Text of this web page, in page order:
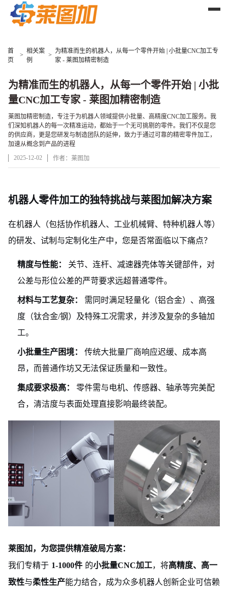
首
页
>
相关案
例
>
为精准而生的机器人，从每一个零件开始 | 小批量CNC加工专
家 - 莱图加精密制造
为精准而生的机器人，从每一个零件开始 | 小批
量CNC加工专家 - 莱图加精密制造
莱图加精密制造，专注于为机器人领域提供小批量、高精度CNC加工服务。我
们深知机器人的每一次精准运动，都始于一个无可挑剔的零件。我们不仅是您
的供应商，更是您研发与制造团队的延伸，致力于通过可靠的精密零件加工，
加速从概念到产品的进程
2025-12-02
作者：莱图加
机器人零件加工的独特挑战与莱图加解决方案
在机器人（包括协作机器人、工业机械臂、特种机器人等）
的研发、试制与定制化生产中，您是否常面临以下痛点？
精度与性能：
关节、连杆、减速器壳体等关键部件，对
公差与形位公差的严苛要求远超普通零件。
材料与工艺复杂：
需同时满足轻量化（铝合金）、高强
度（钛合金/钢）及特殊工况需求，并涉及复杂的多轴加
工。
小批量生产困境：
传统大批量厂商响应迟缓、成本高
昂，而普通作坊又无法保证质量和一致性。
集成要求极高：
零件需与电机、传感器、轴承等完美配
合，清洁度与表面处理直接影响最终装配。
莱图加，为您提供精准破局方案：
我们专精于 1-1000件 的小批量CNC加工，将高精度、高一
致性与柔性生产能力结合，成为众多机器人创新企业可信赖